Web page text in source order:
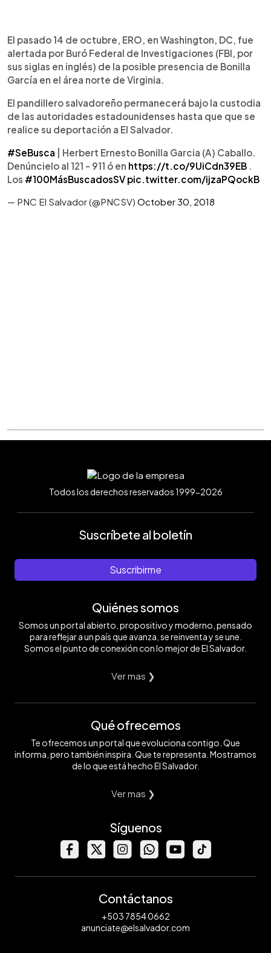
El pasado 14 de octubre, ERO, en Washington, DC, fue
alertada por Buró Federal de Investigaciones (FBI, por
sus siglas en inglés) de la posible presencia de Bonilla
García en el área norte de Virginia.
El pandillero salvadoreño permanecerá bajo la custodia
de las autoridades estadounidenses hasta que que se
realice su deportación a El Salvador.
#SeBusca | Herbert Ernesto Bonilla Garcia (A) Caballo.
Denúncielo al 121 - 911 ó en https://t.co/9UiCdn39EB .
Los #100MásBuscadosSV pic.twitter.com/ijzaPQockB
— PNC El Salvador (@PNCSV) October 30, 2018
Todos los derechos reservados 1999-2026
Suscríbete al boletín
Suscribirme
Quiénes somos
Somos un portal abierto, propositivo y moderno, pensado
para reflejar a un país que avanza, se reinventa y se une.
Somos el punto de conexión con lo mejor de El Salvador.
Ver mas ❯
Qué ofrecemos
Te ofrecemos un portal que evoluciona contigo. Que
informa, pero también inspira. Que te representa. Mostramos
de lo que está hecho El Salvador.
Ver mas ❯
Síguenos
Contáctanos
+503 7854 0662
anunciate@elsalvador.com